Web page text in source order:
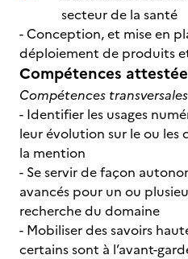
secteur de la santé
- Conception, et mise en
déploiement de produits
Compétences
Compétences transversales
- Identifier les usages
leur évolution sur le ou les
la mention
- Se servir de façon
avancés pour un ou
recherche du domaine
- Mobiliser des savoirs
certains sont à l’avant-